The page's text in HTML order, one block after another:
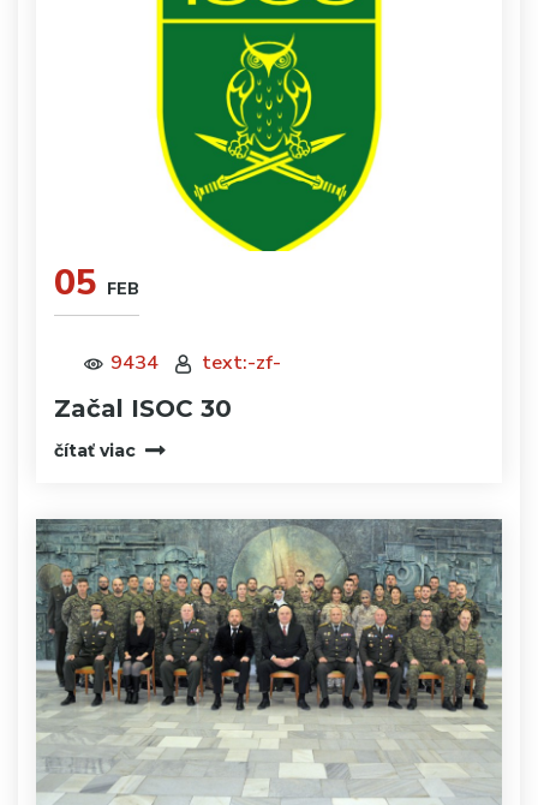
05 FEB
9434 text:-zf-
Začal ISOC 30
čítať viac